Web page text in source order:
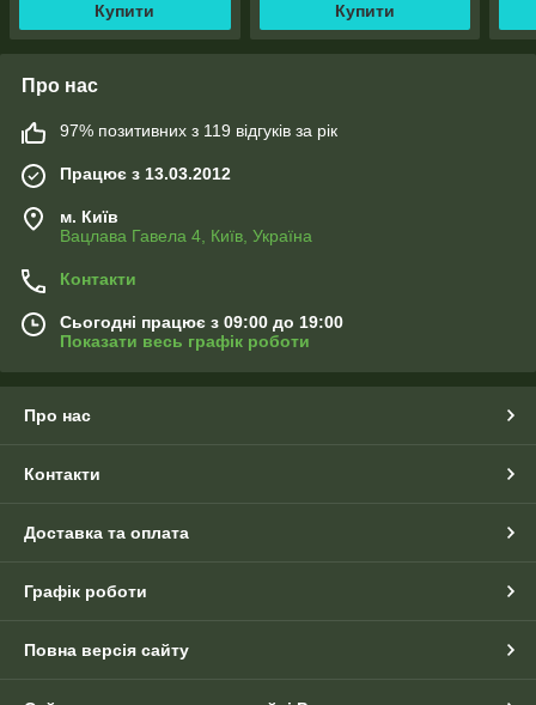
Купити Купити
Про нас
97% позитивних з 119 відгуків за рік
Працює з 13.03.2012
м. Київ
Вацлава Гавела 4, Київ, Україна
Контакти
Сьогодні працює з 09:00 до 19:00
Показати весь графік роботи
Про нас
Контакти
Доставка та оплата
Графік роботи
Повна версія сайту